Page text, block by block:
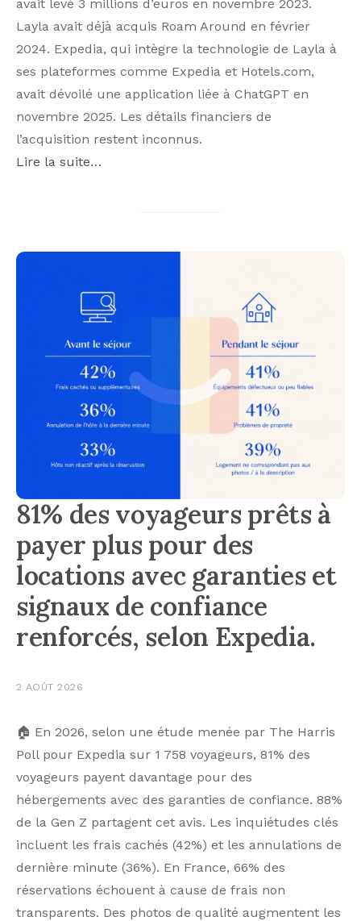
avait levé 3 millions d’euros en novembre 2023.
Layla avait déjà acquis Roam Around en février
2024. Expedia, qui intègre la technologie de Layla à
ses plateformes comme Expedia et Hotels.com,
avait dévoilé une application liée à ChatGPT en
novembre 2025. Les détails financiers de
l’acquisition restent inconnus.
Lire la suite…
81% des voyageurs prêts à
payer plus pour des
locations avec garanties et
signaux de confiance
renforcés, selon Expedia.
2 AOÛT 2026
🏠 En 2026, selon une étude menée par The Harris
Poll pour Expedia sur 1 758 voyageurs, 81% des
voyageurs payent davantage pour des
hébergements avec des garanties de confiance. 88%
de la Gen Z partagent cet avis. Les inquiétudes clés
incluent les frais cachés (42%) et les annulations de
dernière minute (36%). En France, 66% des
réservations échouent à cause de frais non
transparents. Des photos de qualité augmentent les